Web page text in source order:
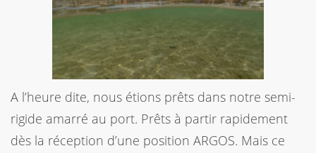
A l’heure dite, nous étions prêts dans notre semi-
rigide amarré au port. Prêts à partir rapidement
dès la réception d’une position ARGOS. Mais ce